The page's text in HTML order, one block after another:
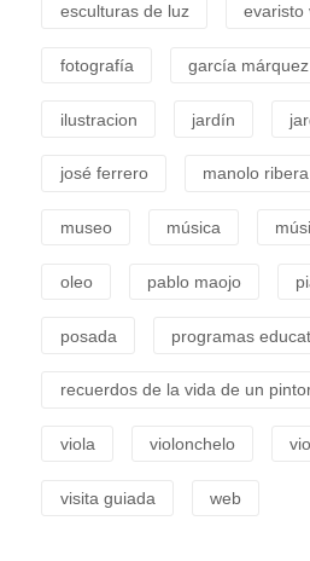
esculturas de luz evaristo
fotografía garcía márquez
ilustracion jardín
josé ferrero manolo ribera
museo música
oleo pablo maojo
posada programas
recuerdos de la vida de un
viola violonchelo
visita guiada web